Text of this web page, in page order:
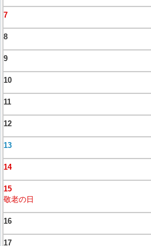
7
8
9
10
11
12
13
14
15
敬老の日
16
17